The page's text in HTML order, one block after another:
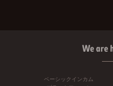
We are
ベーシックインカム